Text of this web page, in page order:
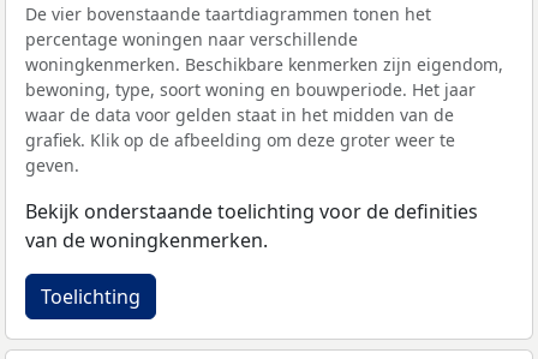
De vier bovenstaande taartdiagrammen tonen het
percentage woningen naar verschillende
woningkenmerken. Beschikbare kenmerken zijn eigendom,
bewoning, type, soort woning en bouwperiode. Het jaar
waar de data voor gelden staat in het midden van de
grafiek. Klik op de afbeelding om deze groter weer te
geven.
Bekijk onderstaande toelichting voor de definities
van de woningkenmerken.
Toelichting